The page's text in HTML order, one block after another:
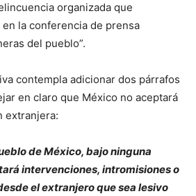
organizada que
la conferencia de prensa
del pueblo”.
contempla adicionar dos párrafos
en claro que México no aceptará
extranjera:
de México, bajo ninguna
intervenciones, intromisiones o
el extranjero que sea lesivo